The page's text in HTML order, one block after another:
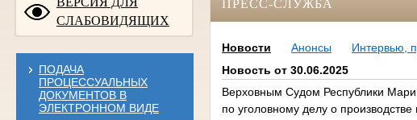
СЛАБОВИДЯЩИХ
ПОДАЧА
ПРОЦЕССУАЛЬНЫХ
ДОКУМЕНТОВ В
ЭЛЕКТРОННОМ ВИДЕ
ПРЕСС-СЛУЖБА
Новости Анонсы Интервью,
Новость от 30.06.2025
Верховным Судом Республики
по уголовному делу о